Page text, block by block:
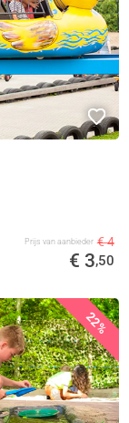
Prijs van aanbieder € 4
€ 3,50
22%